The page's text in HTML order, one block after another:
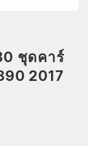
ชุดคาร์
2017